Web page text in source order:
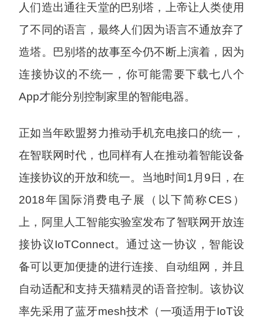
人们造出通往天堂的巴别塔，上帝让人类使用
了不同的语言，最终人们因为语言不通放弃了
造塔。巴别塔的故事至今仍不断上演着，因为
连接协议的不统一，你可能需要下载七八个
App才能分别控制家里的智能电器。
正如当年欧盟努力推动手机充电接口的统一，
在智联网时代，也同样有人在推动着智能设备
连接协议的开放和统一。当地时间1月9日，在
2018年国际消费电子展（以下简称CES）
上，阿里人工智能实验室发布了智联网开放连
接协议IoTConnect。通过这一协议，智能设
备可以更加便捷的进行连接、自动组网，并且
自动适配和支持天猫精灵的语音控制。该协议
率先采用了蓝牙mesh技术（一项适用于IoT设